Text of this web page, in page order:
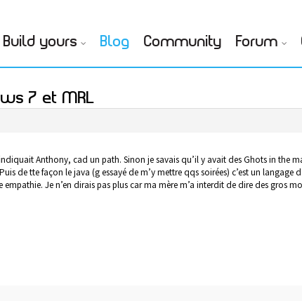
Build yours Blog Community Forum
7 et MRL
Anthony, cad un path. Sinon je savais qu’il y avait des Ghots in the
de tte façon le java (g essayé de m’y mettre qqs soirées) c’est un langage
Je n’en dirais pas plus car ma mère m’a interdit de dire des gros